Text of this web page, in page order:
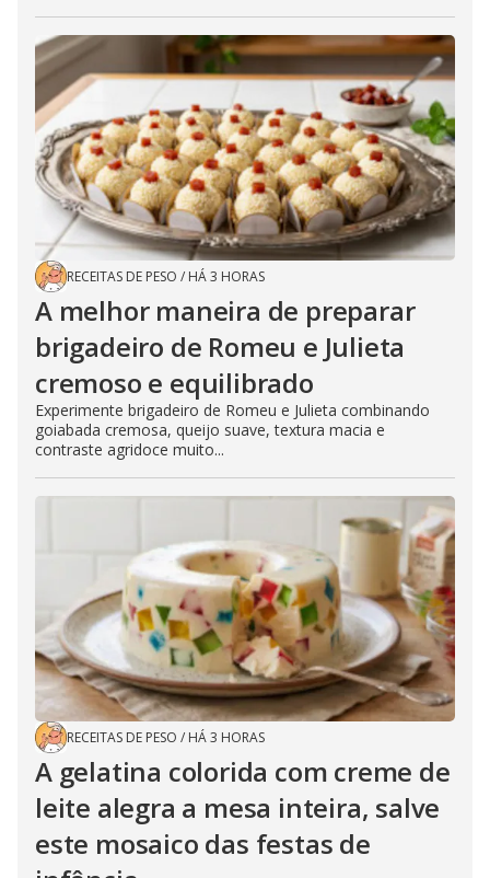
RECEITAS DE PESO / HÁ 3 HORAS
A melhor maneira de preparar
brigadeiro de Romeu e Julieta
cremoso e equilibrado
Experimente brigadeiro de Romeu e Julieta combinando
goiabada cremosa, queijo suave, textura macia e
contraste agridoce muito...
RECEITAS DE PESO / HÁ 3 HORAS
A gelatina colorida com creme de
leite alegra a mesa inteira, salve
este mosaico das festas de